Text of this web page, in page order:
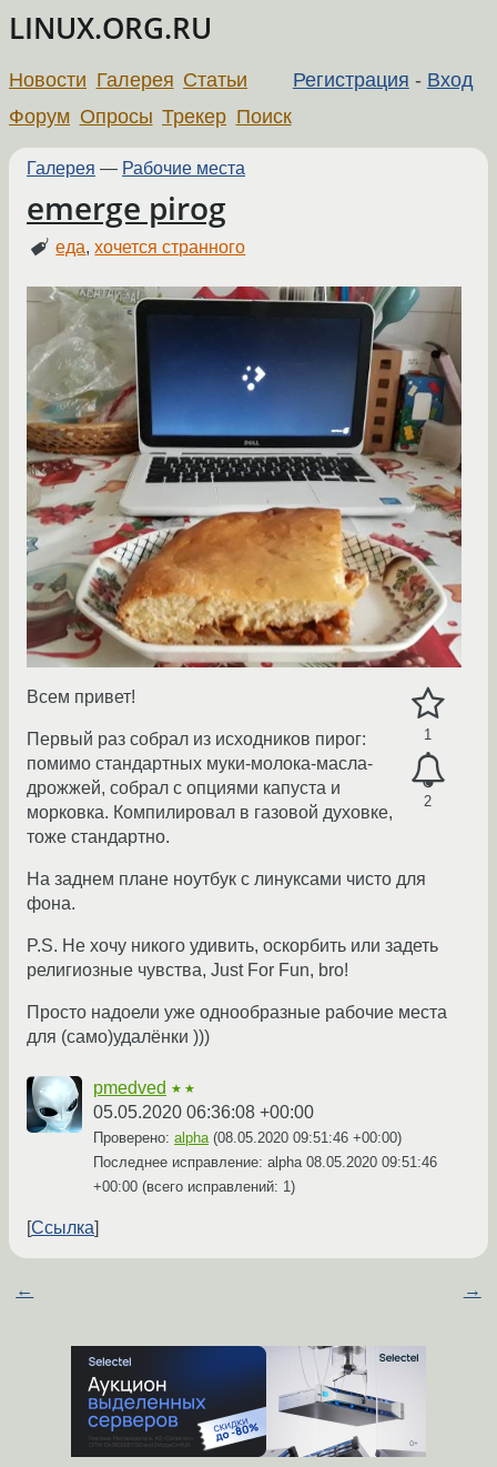
LINUX.ORG.RU
Регистрация - Вход
Новости Галерея Статьи
Форум Опросы Трекер Поиск
Галерея — Рабочие места
emerge pirog
еда,хочется странного
1
2
Всем привет!
Первый раз собрал из исходников пирог:
помимо стандартных муки-молока-масла-
дрожжей, собрал с опциями капуста и
морковка. Компилировал в газовой духовке,
тоже стандартно.
На заднем плане ноутбук с линуксами чисто для
фона.
P.S. Не хочу никого удивить, оскорбить или задеть
религиозные чувства, Just For Fun, bro!
Просто надоели уже однообразные рабочие места
для (само)удалёнки )))
pmedved ★★
05.05.2020 06:36:08 +00:00
Проверено: alpha(08.05.2020 09:51:46 +00:00)
Последнее исправление: alpha 08.05.2020 09:51:46
+00:00 (всего исправлений: 1)
Ссылка
← →